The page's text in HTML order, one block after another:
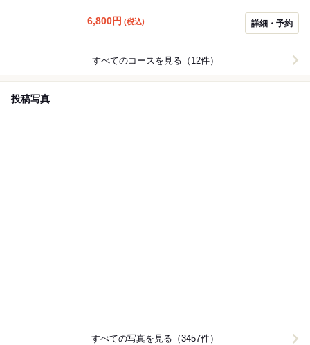
ご用意となります。ご留意ください。
6,800円 (税込) 詳細・予約
すべてのコースを見る（12件）
投稿写真
すべての写真を見る（3457件）